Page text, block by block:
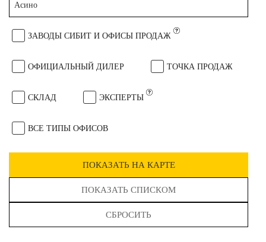
Асино
ЗАВОДЫ СИБИТ И ОФИСЫ ПРОДАЖ
ОФИЦИАЛЬНЫЙ ДИЛЕР ТОЧКА ПРОДАЖ
СКЛАД ЭКСПЕРТЫ
ВСЕ ТИПЫ ОФИСОВ
ПОКАЗАТЬ НА КАРТЕ
ПОКАЗАТЬ СПИСКОМ
СБРОСИТЬ